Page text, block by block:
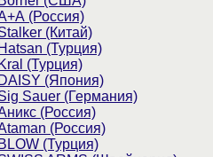
(Россия)
(Китай)
(Турция)
(Турция)
(Япония)
Sauer (Германия)
(Россия)
(Россия)
(Турция)